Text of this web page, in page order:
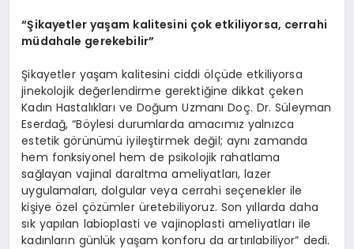
“Şikayetler yaşam kalitesini çok etkiliyorsa, cerrahi
müdahale gerekebilir”
Şikayetler yaşam kalitesini ciddi ölçüde etkiliyorsa
jinekolojik değerlendirme gerektiğine dikkat çeken
Kadın Hastalıkları ve Doğum Uzmanı Doç. Dr. Süleyman
Eserdağ, “Böylesi durumlarda amacımız yalnızca
estetik görünümü iyileştirmek değil; aynı zamanda
hem fonksiyonel hem de psikolojik rahatlama
sağlayan vajinal daraltma ameliyatları, lazer
uygulamaları, dolgular veya cerrahi seçenekler ile
kişiye özel çözümler üretebiliyoruz. Son yıllarda daha
sık yapılan labioplasti ve vajinoplasti ameliyatları ile
kadınların günlük yaşam konforu da artırılabiliyor” dedi.